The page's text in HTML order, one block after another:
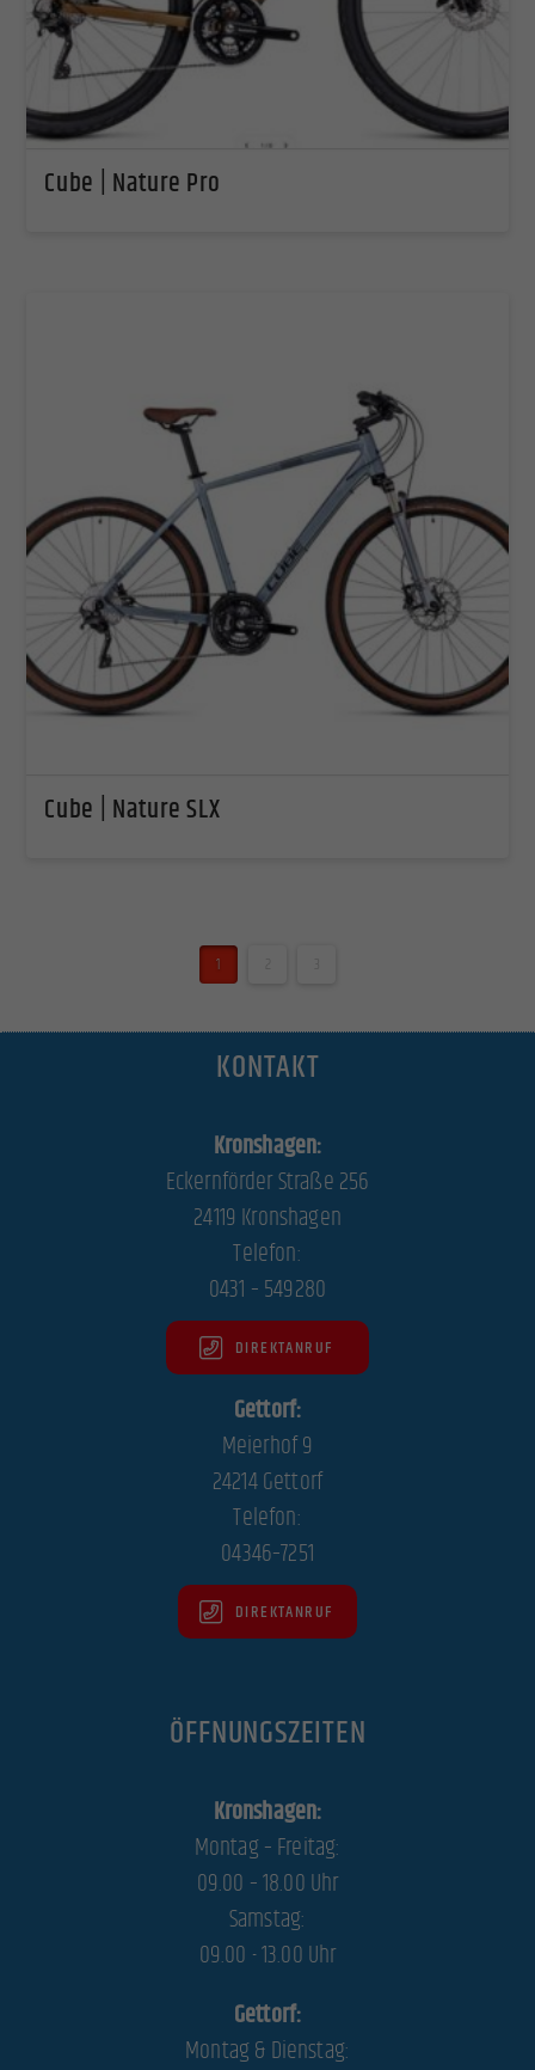
Cube | Nature Pro
Cube | Nature SLX
1
KONTAKT
Kronshagen:
Eckernförder Straße 256
24119 Kronshagen
Telefon:
0431 – 549280
DIREKTANRUF
Gettorf:
Meierhof 9
24214 Gettorf
Telefon:
04346–7251
DIREKTANRUF
ÖFFNUNGSZEITEN
Kronshagen:
Montag – Freitag:
09.00 – 18.00 Uhr
Samstag:
09.00 - 13.00 Uhr
Gettorf:
Montag & Dienstag: